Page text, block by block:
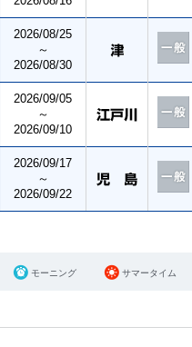
2026/08/25
～
2026/08/30
2026/09/05
～
2026/09/10
2026/09/17
～
2026/09/22
モーニング サマータイム